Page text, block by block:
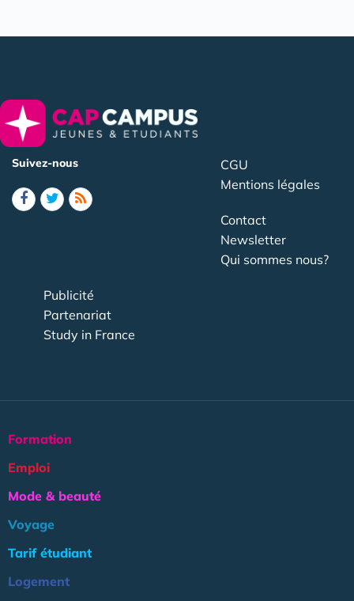
Suivez-nous
CGU
Mentions légales
Contact
Newsletter
Qui sommes nous?
Publicité
Partenariat
Study in France
Formation
Emploi
Mode & beauté
Voyage
Tarif étudiant
Logement